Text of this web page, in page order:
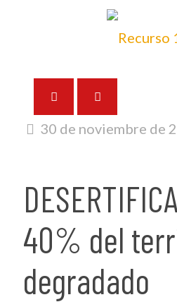
30 de noviembre de
40% del
degradado